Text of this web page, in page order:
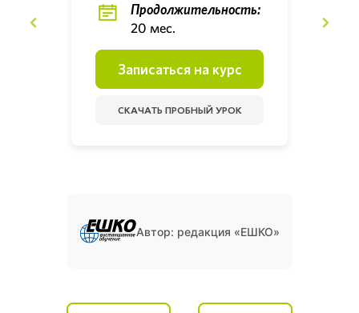
Продолжительность:
20 мес.
Записаться на курс
СКАЧАТЬ ПРОБНЫЙ УРОК
Автор: редакция «ЕШКО»